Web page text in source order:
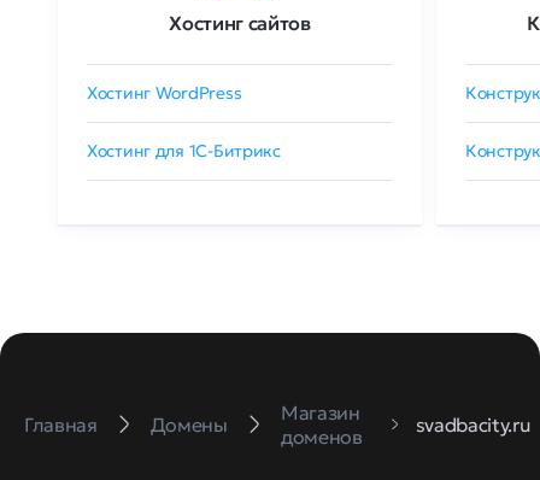
Хостинг сайтов
Хостинг WordPress
Хостинг для 1C-Битрикс
Главная Домены
Магазин
доменов
svadbacity.ru